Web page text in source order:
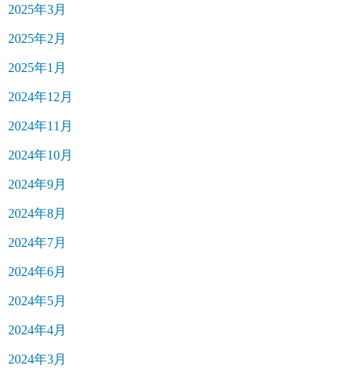
2025年3月
2025年2月
2025年1月
2024年12月
2024年11月
2024年10月
2024年9月
2024年8月
2024年7月
2024年6月
2024年5月
2024年4月
2024年3月